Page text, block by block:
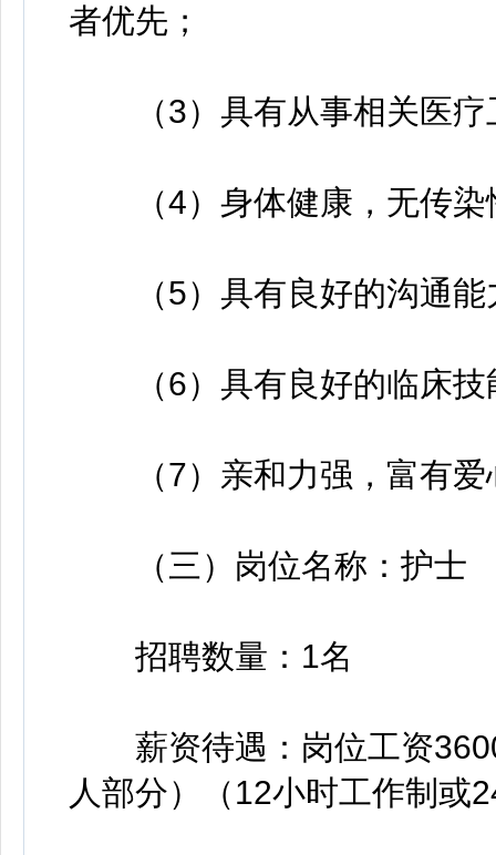
者优先；
（3）具有从事相关医疗
（4）身体健康，无传染
（5）具有良好的沟通能
（6）具有良好的临床技
（7）亲和力强，富有爱
（三）岗位名称：护士
招聘数量：1名
薪资待遇：岗位工资
人部分）（12小时工作制或